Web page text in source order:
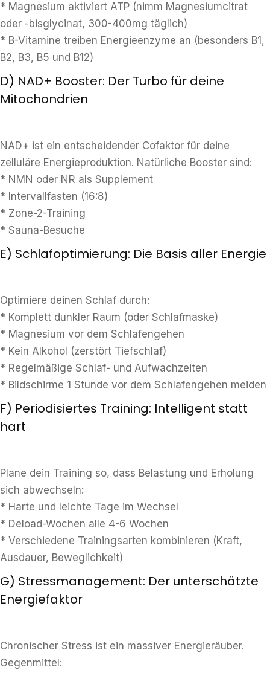
* Magnesium aktiviert ATP (nimm Magnesiumcitrat
oder -bisglycinat, 300-400mg täglich)
* B-Vitamine treiben Energieenzyme an (besonders B1,
B2, B3, B5 und B12)
D) NAD+ Booster: Der Turbo für deine
Mitochondrien
NAD+ ist ein entscheidender Cofaktor für deine
zelluläre Energieproduktion. Natürliche Booster sind:
* NMN oder NR als Supplement
* Intervallfasten (16:8)
* Zone-2-Training
* Sauna-Besuche
E) Schlafoptimierung: Die Basis aller Energie
Optimiere deinen Schlaf durch:
* Komplett dunkler Raum (oder Schlafmaske)
* Magnesium vor dem Schlafengehen
* Kein Alkohol (zerstört Tiefschlaf)
* Regelmäßige Schlaf- und Aufwachzeiten
* Bildschirme 1 Stunde vor dem Schlafengehen meiden
F) Periodisiertes Training: Intelligent statt
hart
Plane dein Training so, dass Belastung und Erholung
sich abwechseln:
* Harte und leichte Tage im Wechsel
* Deload-Wochen alle 4-6 Wochen
* Verschiedene Trainingsarten kombinieren (Kraft,
Ausdauer, Beweglichkeit)
G) Stressmanagement: Der unterschätzte
Energiefaktor
Chronischer Stress ist ein massiver Energieräuber.
Gegenmittel: